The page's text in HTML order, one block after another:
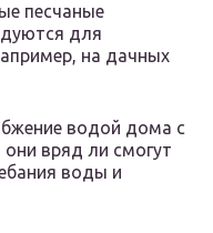
песчаные
для
на дачных
водой дома с
вряд ли смогут
воды и